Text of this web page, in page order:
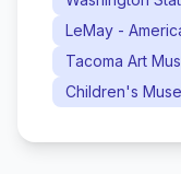
LeMay -
Tacoma Art
Children's